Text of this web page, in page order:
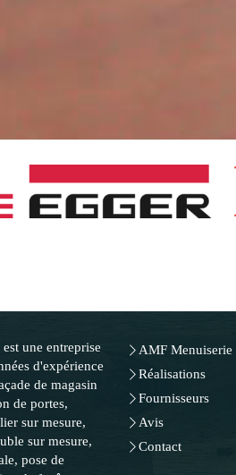
est une entreprise
d'expérience
de magasin
de portes,
sur mesure,
sur mesure,
pose de
AMF Menuiserie
Réalisations
Fournisseurs
Avis
Contact